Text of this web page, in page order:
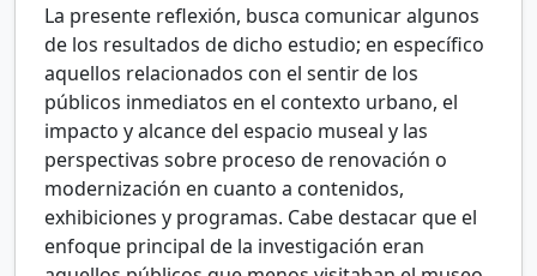
La presente reflexión, busca comunicar algunos
de los resultados de dicho estudio; en específico
aquellos relacionados con el sentir de los
públicos inmediatos en el contexto urbano, el
impacto y alcance del espacio museal y las
perspectivas sobre proceso de renovación o
modernización en cuanto a contenidos,
exhibiciones y programas. Cabe destacar que el
enfoque principal de la investigación eran